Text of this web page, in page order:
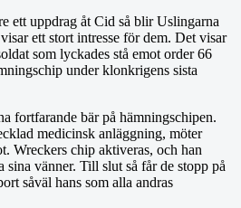
ett uppdrag åt Cid så blir Uslingarna
ett stort intresse för dem. Det visar
som lyckades stå emot order 66
under klonkrigens sista
fortfarande bär på hämningschipen.
medicinsk anläggning, möter
Wreckers chip aktiveras, och han
sina vänner. Till slut så får de stopp på
såväl hans som alla andras